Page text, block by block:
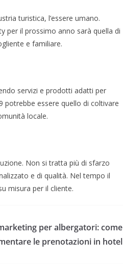
turistica, l’essere umano.
per il prossimo anno sarà quella di
e familiare.
servizi e prodotti adatti per
potrebbe essere quello di coltivare
locale.
Non si tratta più di sfarzo
e di qualità. Nel tempo il
misura per il cliente.
per albergatori: come
le prenotazioni in hotel